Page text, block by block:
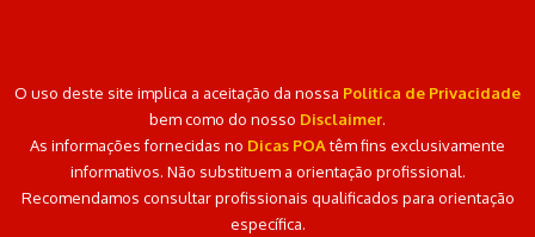
O uso deste site implica a aceitação da nossa Politica de Privacidade
bem como do nosso Disclaimer.
As informações fornecidas no Dicas POAtêm fins exclusivamente
informativos. Não substituem a orientação profissional.
Recomendamos consultar profissionais qualificados para orientação
específica.